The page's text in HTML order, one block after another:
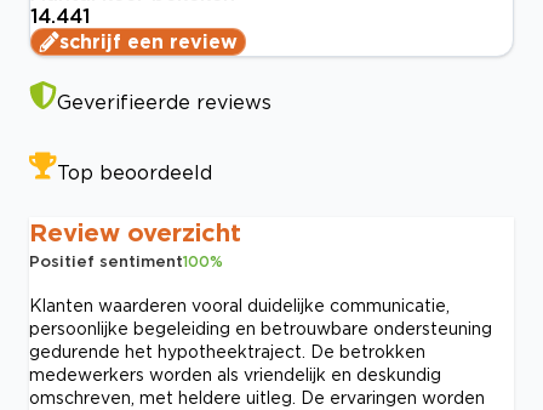
14.441
schrijf een review
Geverifieerde reviews
Top beoordeeld
Review overzicht
Positief sentiment100%
Klanten waarderen vooral duidelijke communicatie,
persoonlijke begeleiding en betrouwbare ondersteuning
gedurende het hypotheektraject. De betrokken
medewerkers worden als vriendelijk en deskundig
omschreven, met heldere uitleg. De ervaringen worden